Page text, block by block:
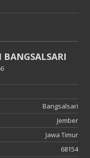
BANGSALSARI
Bangsalsari
Jember
Jawa Timur
68154